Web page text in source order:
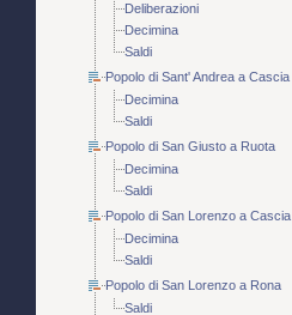
Deliberazioni
Decimina
Saldi
Popolo di Sant' Andrea a Cascia
Decimina
Saldi
Popolo di San Giusto a Ruota
Decimina
Saldi
Popolo di San Lorenzo a Cascia
Decimina
Saldi
Popolo di San Lorenzo a Rona
Saldi